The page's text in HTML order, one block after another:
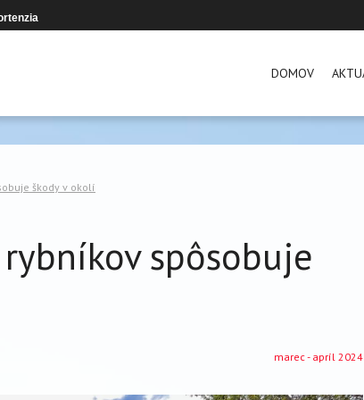
DOMOV
škody v okolí
spôsobuje
marec - apríl 2024